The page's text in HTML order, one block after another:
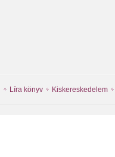
Líra könyv Kiskereskedelem